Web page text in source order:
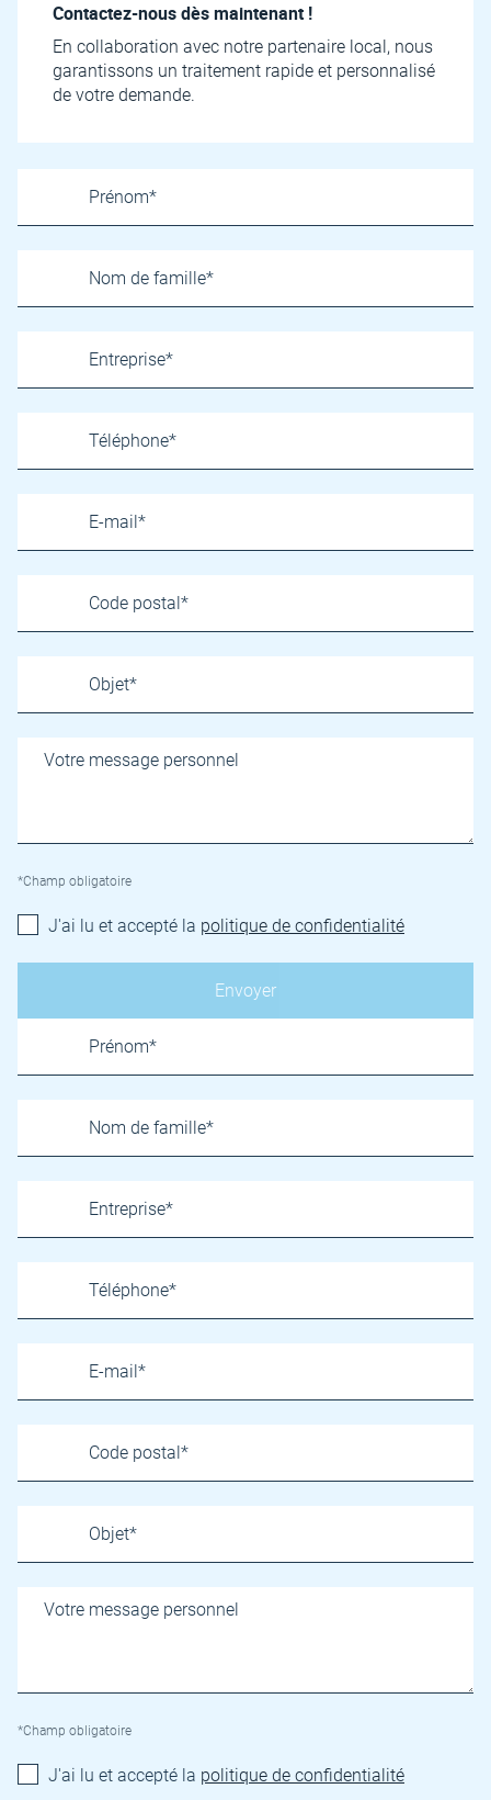
Contactez-nous dès maintenant !
En collaboration avec notre partenaire local, nous
garantissons un traitement rapide et personnalisé
de votre demande.
*Champ obligatoire
J'ai lu et accepté la politique de confidentialité
*Champ obligatoire
J'ai lu et accepté la politique de confidentialité